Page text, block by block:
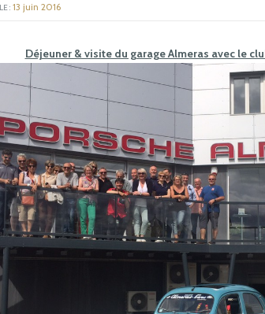
GOOGLE +1FACEBOOK
: 13 juin 2016
Déjeuner & visite du garage Almeras avec le